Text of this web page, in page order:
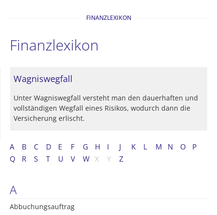
FINANZLEXIKON
Finanzlexikon
A B C D E F G H I J K L M N O
P
Q
R S T U V W X Y Z
A
Abbuchungsauftrag
Wagniswegfall
Unter Wagniswegfall versteht man den dauerhaften und
vollständigen Wegfall eines Risikos, wodurch dann die
Versicherung erlischt.